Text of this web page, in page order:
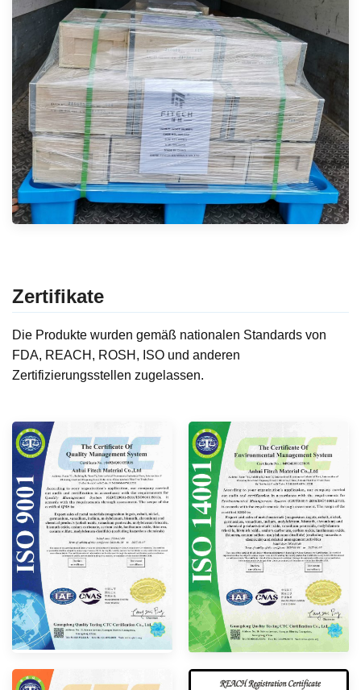
Zertifikate
Die Produkte wurden gemäß nationalen Standards von
FDA, REACH, ROSH, ISO und anderen
Zertifizierungsstellen zugelassen.